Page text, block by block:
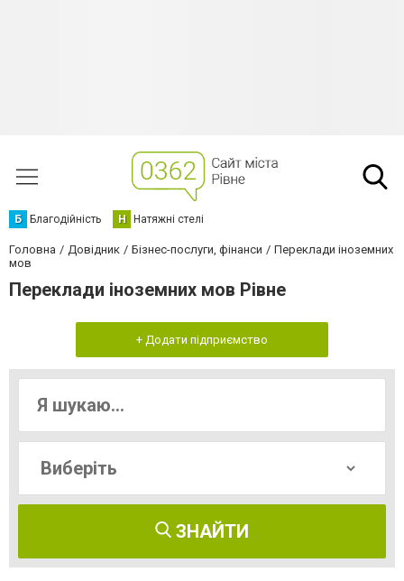
Б Благодійність Н Натяжні стелі
Головна Довідник Бізнес-послуги, фінанси
Переклади іноземних
мов
Переклади іноземних мов Рівне
+ Додати підприємство
ЗНАЙТИ